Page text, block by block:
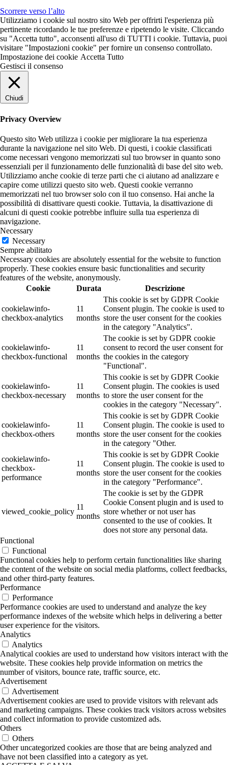
Scorrere verso l’alto
Utilizziamo i cookie sul nostro sito Web per offrirti l'esperienza più
pertinente ricordando le tue preferenze e ripetendo le visite. Cliccando
su "Accetta tutto", acconsenti all'uso di TUTTI i cookie. Tuttavia, puoi
visitare "Impostazioni cookie" per fornire un consenso controllato.
Impostazione dei cookie Accetta Tutto
Gestisci il consenso
Chiudi
Privacy Overview
Questo sito Web utilizza i cookie per migliorare la tua esperienza
durante la navigazione nel sito Web. Di questi, i cookie classificati
come necessari vengono memorizzati sul tuo browser in quanto sono
essenziali per il funzionamento delle funzionalità di base del sito web.
Utilizziamo anche cookie di terze parti che ci aiutano ad analizzare e
capire come utilizzi questo sito web. Questi cookie verranno
memorizzati nel tuo browser solo con il tuo consenso. Hai anche la
possibilità di disattivare questi cookie. Tuttavia, la disattivazione di
alcuni di questi cookie potrebbe influire sulla tua esperienza di
navigazione.
Necessary
Necessary
Sempre abilitato
Necessary cookies are absolutely essential for the website to function
properly. These cookies ensure basic functionalities and security
features of the website, anonymously.
Cookie
Durata Descrizione
cookielawinfo-
checkbox-analytics
11
months
This cookie is set by GDPR Cookie
Consent plugin. The cookie is used to
store the user consent for the cookies
in the category "Analytics".
cookielawinfo-
checkbox-functional
11
months
The cookie is set by GDPR cookie
consent to record the user consent for
the cookies in the category
"Functional".
cookielawinfo-
checkbox-necessary
11
months
This cookie is set by GDPR Cookie
Consent plugin. The cookies is used
to store the user consent for the
cookies in the category "Necessary".
cookielawinfo-
checkbox-others
11
months
This cookie is set by GDPR Cookie
Consent plugin. The cookie is used to
store the user consent for the cookies
in the category "Other.
cookielawinfo-
checkbox-
performance
11
months
This cookie is set by GDPR Cookie
Consent plugin. The cookie is used to
store the user consent for the cookies
in the category "Performance".
viewed_cookie_policy
11
months
The cookie is set by the GDPR
Cookie Consent plugin and is used to
store whether or not user has
consented to the use of cookies. It
does not store any personal data.
Functional
Functional
Functional cookies help to perform certain functionalities like sharing
the content of the website on social media platforms, collect feedbacks,
and other third-party features.
Performance
Performance
Performance cookies are used to understand and analyze the key
performance indexes of the website which helps in delivering a better
user experience for the visitors.
Analytics
Analytics
Analytical cookies are used to understand how visitors interact with the
website. These cookies help provide information on metrics the
number of visitors, bounce rate, traffic source, etc.
Advertisement
Advertisement
Advertisement cookies are used to provide visitors with relevant ads
and marketing campaigns. These cookies track visitors across websites
and collect information to provide customized ads.
Others
Others
Other uncategorized cookies are those that are being analyzed and
have not been classified into a category as yet.